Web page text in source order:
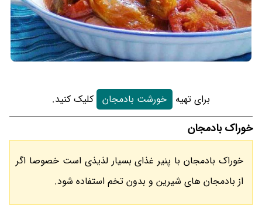
برای تهیه خورشت بادمجان کلیک کنید.
خوراک بادمجان
خوراک بادمجان با پنیر غذای بسیار لذیذی است خصوصا اگر
از بادمجان های شیرین و بدون تخم استفاده شود.